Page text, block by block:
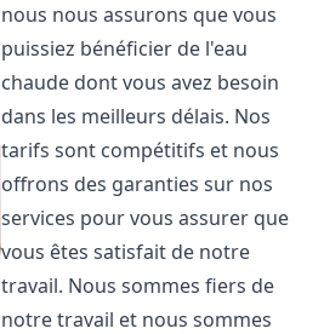
nous nous assurons que vous
puissiez bénéficier de l'eau
chaude dont vous avez besoin
dans les meilleurs délais. Nos
tarifs sont compétitifs et nous
offrons des garanties sur nos
services pour vous assurer que
vous êtes satisfait de notre
travail. Nous sommes fiers de
notre travail et nous sommes